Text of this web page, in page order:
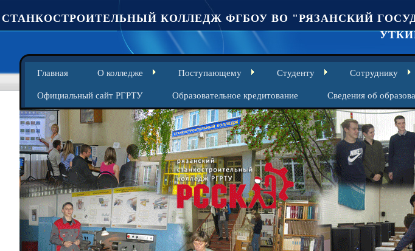
СТАНКОСТРОИТЕЛЬНЫЙ КОЛЛЕДЖ ФГБОУ ВО "РЯЗАНСКИЙ
Главная О колледже Поступающему Студенту Сотруднику
Официальный сайт РГРТУ Образовательное кредитование Сведения об